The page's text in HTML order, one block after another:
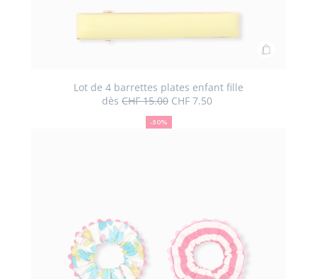
Ajouter
Lot de 4 barrettes plates enfant fille
dès
50
%
de
Ancien
prix
:
CHF 15.00Nouveau
prix
:
CHF 7.50
-50%